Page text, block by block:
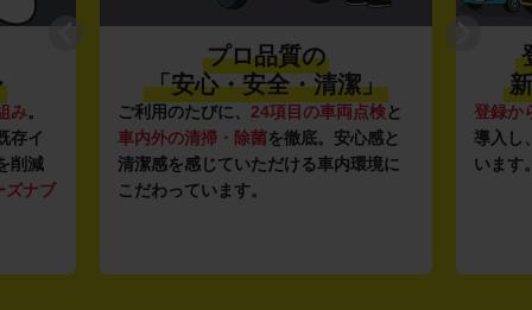
み。
存イ
削減
ズナブ
プロ品質の
「安心・安全・清潔」
ご利用のたびに、 24項目の車両点検と
車内外の清掃・除菌を徹底。安心感と
清潔感を感じていただける車内環境に
こだわっています。
登録か
導入し
います